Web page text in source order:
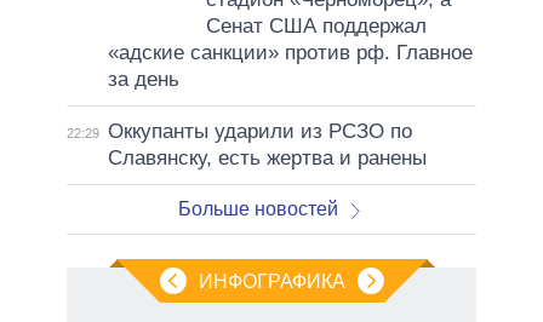
Сенат США поддержал
«адские санкции» против рф. Главное
за день
22:29 Оккупанты ударили из РСЗО по
Славянску, есть жертва и ранены
Больше новостей
ИНФОГРАФИКА